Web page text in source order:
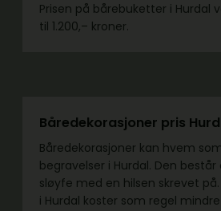
Prisen på bårebuketter i Hurdal
til 1.200,– kroner.
Båredekorasjoner pris
Båredekorasjoner kan hvem
begravelser i Hurdal. Den
sløyfe med en hilsen skrevet
i Hurdal koster som regel